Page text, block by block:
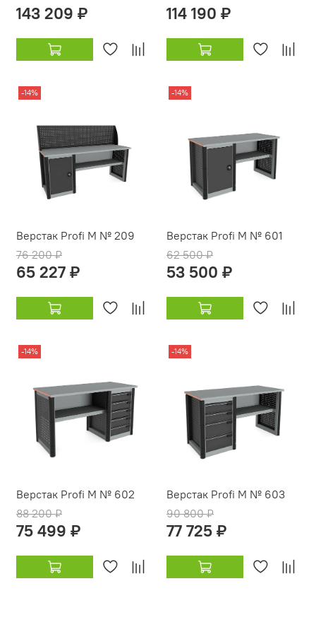
143 209 ₽ 114 190 ₽
-14%
Верстак Profi M № 209
76 200 ₽
65 227 ₽
-14%
Верстак Profi M № 601
62 500 ₽
53 500 ₽
-14%
Верстак Profi M № 602
88 200 ₽
75 499 ₽
-14%
Верстак Profi M № 603
90 800 ₽
77 725 ₽